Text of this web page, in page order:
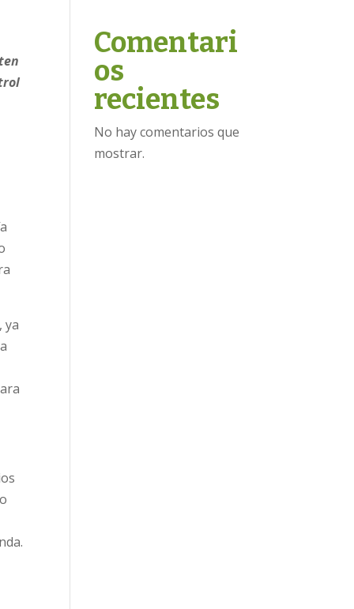
ya
Comentari
os
recientes
No hay comentarios que
mostrar.